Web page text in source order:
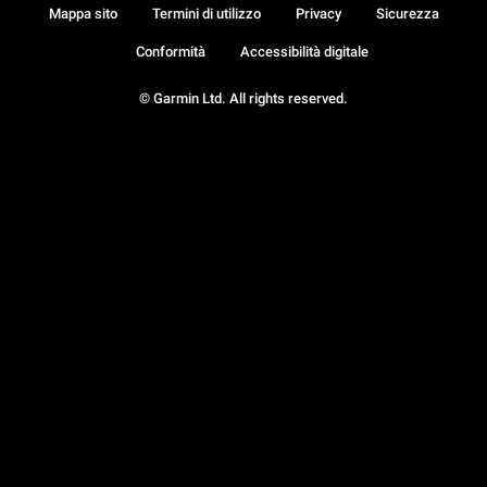
© Garmin Ltd. All rights reserved.
Mappa sito Termini di utilizzo Privacy Sicurezza
Conformità Accessibilità digitale